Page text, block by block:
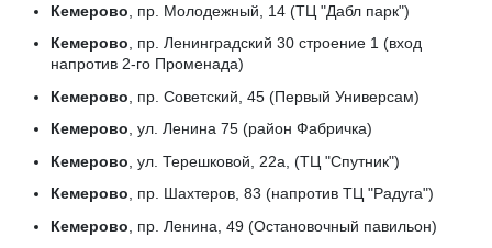
Кемерово , пр. Молодежный, 14 (ТЦ "Дабл парк")
Кемерово, пр. Ленинградский 30 строение 1 (вход
напротив 2-го Променада)
Кемерово , пр. Советский, 45 (Первый Универсам)
Кемерово, ул. Ленина 75 (район Фабричка)
Кемерово , ул. Терешковой, 22а, (ТЦ "Спутник")
Кемерово, пр. Шахтеров, 83 (напротив ТЦ "Радуга")
Кемерово , пр. Ленина, 49 (Остановочный павильон)